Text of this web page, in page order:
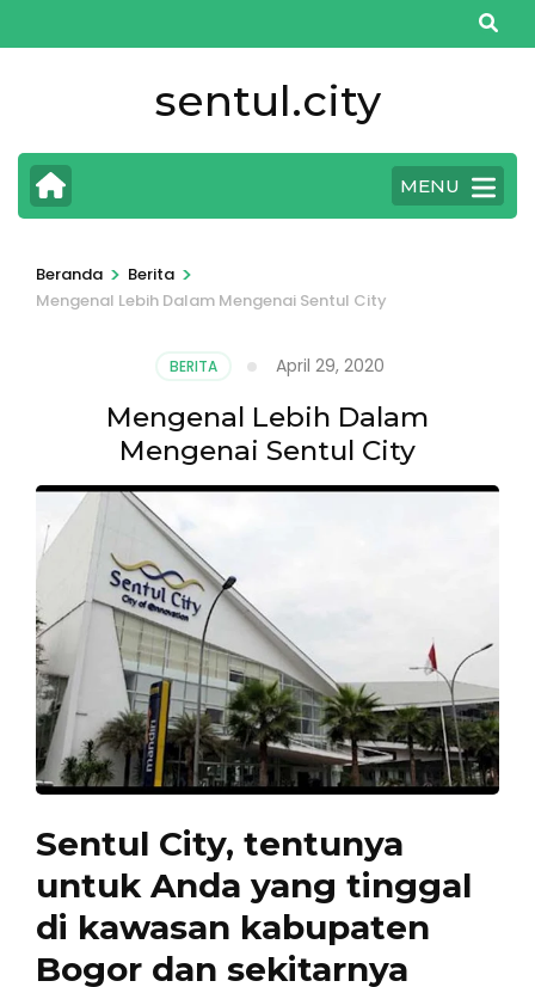
ke
Enter)
sentul.city
MENU
Beranda > Berita >
Mengenal Lebih Dalam Mengenai Sentul City
BERITA April 29, 2020
Mengenal Lebih Dalam
Mengenai Sentul City
Sentul City, tentunya
untuk Anda yang tinggal
di kawasan kabupaten
Bogor dan sekitarnya